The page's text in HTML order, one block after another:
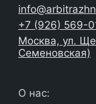
+7 (926) 569-
Москва, ул.
Семеновская)
О нас: